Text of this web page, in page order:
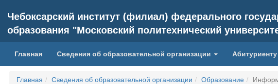
Чебоксарский институт (филиал) федерального
образования "Московский политехнический
Главная(current)Сведения об образовательной организации Абитуриенту
Главная Сведения об образовательной организации Образование